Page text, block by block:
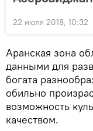
22 июля 2018, 10:32
Аранская зона
данными для
богата
обильно
возможность
качеством.